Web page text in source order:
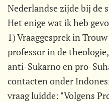
Nederlandse zijde bij de
Het enige wat ik heb
1) Vraaggesprek in
professor in de
anti-Sukarno en pro-
contacten onder
vraag luidde: "Volgens